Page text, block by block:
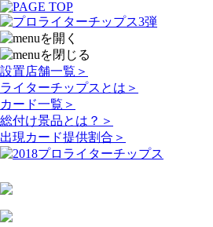
設置店舗一覧 ＞
ライターチップスとは ＞
カード一覧 ＞
総付け景品とは？ ＞
出現カード提供割合 ＞